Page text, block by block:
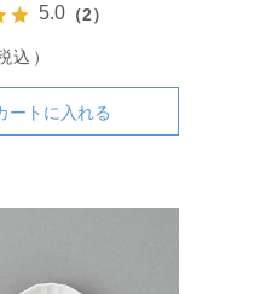
5.0 （2）
込）
ートに入れる